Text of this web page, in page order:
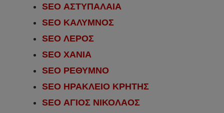
SEO ΑΣΤΥΠΑΛΑΙΑ
SEO ΚΑΛΥΜΝΟΣ
SEO ΛΕΡΟΣ
SEO ΧΑΝΙΑ
SEO ΡΕΘΥΜΝΟ
SEO ΗΡΑΚΛΕΙΟ ΚΡΗΤΗΣ
SEO ΑΓΙΟΣ ΝΙΚΟΛΑΟΣ